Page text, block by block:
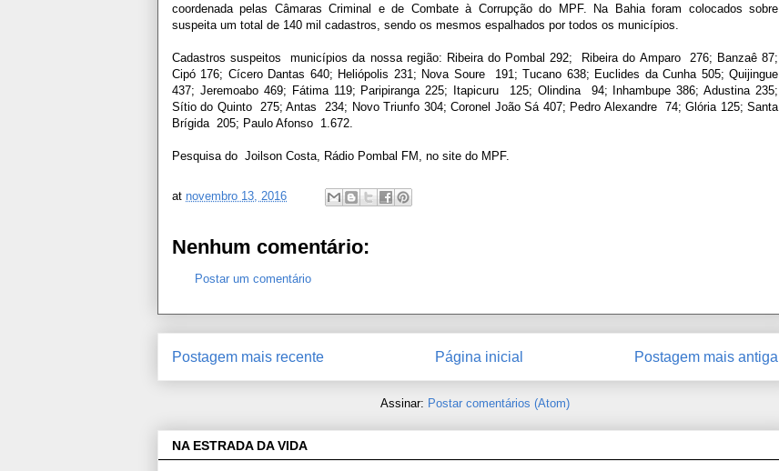
coordenada pelas Câmaras Criminal e de Combate à Corrupção do MPF. Na Bahia foram colocados sobre
suspeita um total de 140 mil cadastros, sendo os mesmos espalhados por todos os municípios.
Cadastros suspeitos municípios da nossa região: Ribeira do Pombal 292; Ribeira do Amparo 276; Banzaê 87;
Cipó 176; Cícero Dantas 640; Heliópolis 231; Nova Soure 191; Tucano 638; Euclides da Cunha 505; Quijingue
437; Jeremoabo 469; Fátima 119; Paripiranga 225; Itapicuru 125; Olindina 94; Inhambupe 386; Adustina 235;
Sítio do Quinto 275; Antas 234; Novo Triunfo 304; Coronel João Sá 407; Pedro Alexandre 74; Glória 125; Santa
Brígida 205; Paulo Afonso 1.672.
Pesquisa do Joilson Costa, Rádio Pombal FM, no site do MPF.
at novembro 13, 2016
Nenhum comentário:
Postar um comentário
Postagem mais recente Postagem mais antiga
Página inicial
Assinar: Postar comentários (Atom)
NA ESTRADA DA VIDA